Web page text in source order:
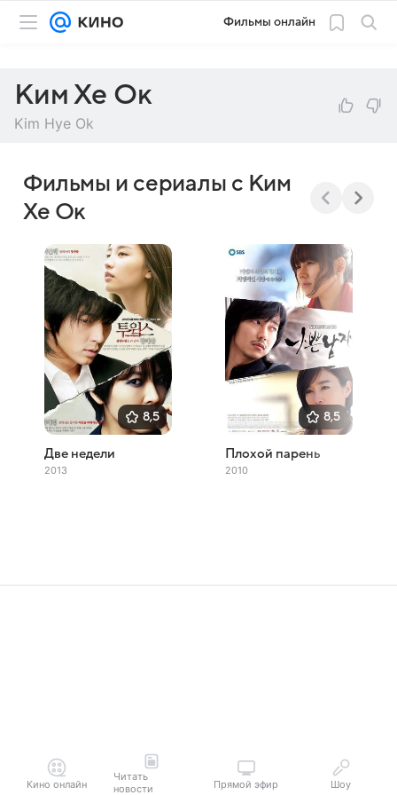
Фильмы онлайн
Ким Хе Ок
Kim Hye Ok
Фильмы и сериалы с Ким
Хе Ок
8,5
Две недели
2013
8,5
Плохой парень
2010
Кино онлайн
Читать
новости
Прямой эфир Шоу